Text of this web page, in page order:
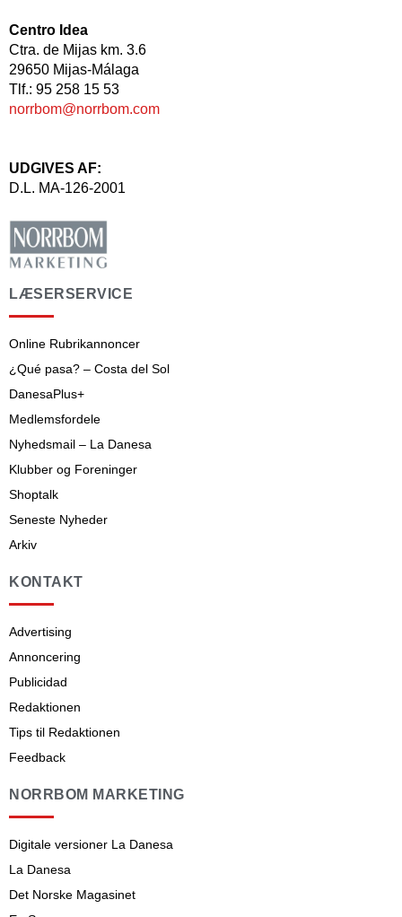
Centro Idea
Ctra. de Mijas km. 3.6
29650 Mijas-Málaga
Tlf.: 95 258 15 53
norrbom@norrbom.com
UDGIVES AF:
D.L. MA-126-2001
LÆSERSERVICE
Online Rubrikannoncer
¿Qué pasa? – Costa del Sol
DanesaPlus+
Medlemsfordele
Nyhedsmail – La Danesa
Klubber og Foreninger
Shoptalk
Seneste Nyheder
Arkiv
KONTAKT
Advertising
Annoncering
Publicidad
Redaktionen
Tips til Redaktionen
Feedback
NORRBOM MARKETING
Digitale versioner La Danesa
La Danesa
Det Norske Magasinet